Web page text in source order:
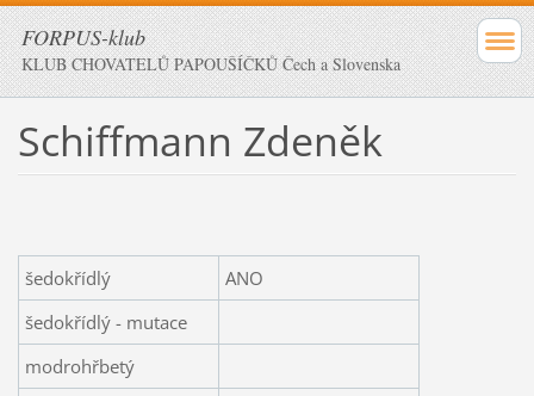
FORPUS-klub
KLUB CHOVATELŮ PAPOUŠÍČKŮ Čech a Slovenska
Schiffmann Zdeněk
šedokřídlý
ANO
šedokřídlý - mutace
modrohřbetý